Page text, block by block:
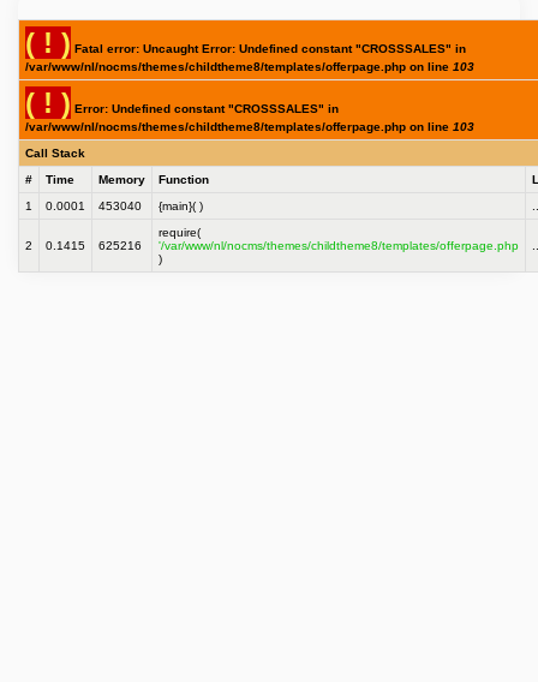
( ! ) Fatal error: Uncaught Error: Undefined constant "CROSSSALES" in
/var/www/nl/nocms/themes/childtheme8/templates/offerpage.php on line 103
( ! ) Error: Undefined constant "CROSSSALES" in
/var/www/nl/nocms/themes/childtheme8/templates/offerpage.php on line 103
Call Stack
#
Time Memory Function
1
0.0001 453040 {main}( )
2 0.1415 625216
require(
'/var/www/nl/nocms/themes/childtheme8/templates/offerpage.php
)